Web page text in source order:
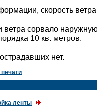
скорость
сорвало
10 кв. метров.
нет.
ленты